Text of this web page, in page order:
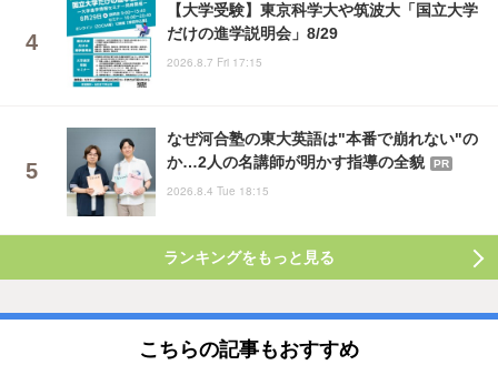
【大学受験】東京科学大や筑波大「国立大学
だけの進学説明会」8/29
2026.8.7 Fri 17:15
なぜ河合塾の東大英語は"本番で崩れない"の
か…2人の名講師が明かす指導の全貌
PR
2026.8.4 Tue 18:15
ランキングをもっと見る
こちらの記事もおすすめ